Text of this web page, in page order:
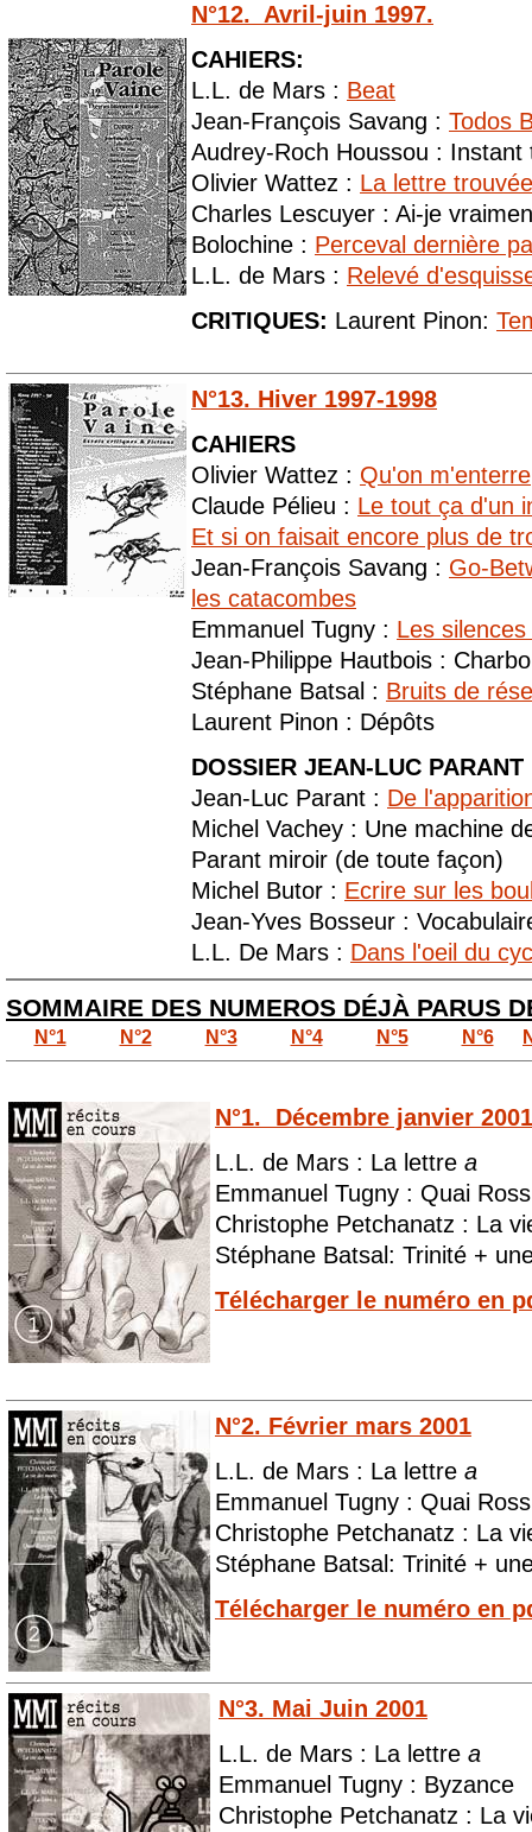
N°12. Avril-juin 1997.
CAHIERS:
L.L. de Mars : Beat
Jean-François Savang : Todos
Audrey-Roch Houssou : Instant
Olivier Wattez : La lettre trouvée
Charles Lescuyer : Ai-je
Bolochine : Perceval dernière
L.L. de Mars : Relevé
CRITIQUES: Laurent Pinon:
N°13. Hiver 1997-1998
CAHIERS
Olivier Wattez : Qu'on m'enterre
Claude Pélieu : Le tout ça d'un
Et si on faisait encore plus de
Jean-François Savang : Go-
les catacombes
Emmanuel Tugny : Les
Jean-Philippe Hautbois :
Stéphane Batsal : Bruits de
Laurent Pinon : Dépôts
DOSSIER JEAN-LUC PARANT
Jean-Luc Parant : De
Michel Vachey : Une machine
Parant miroir (de toute façon)
Michel Butor : Ecrire sur les
Jean-Yves Bosseur :
L.L. De Mars : Dans l'oeil du
SOMMAIRE DES NUMEROS DÉJÀ PARUS
N°1 N°2 N°3 N°4 N°5 N°6
N°1. Décembre janvier 2001
L.L. de Mars : La lettre a
Emmanuel Tugny : Quai
Christophe Petchanatz : La
Stéphane Batsal: Trinité +
Télécharger le numéro en
N°2. Février mars 2001
L.L. de Mars : La lettre a
Emmanuel Tugny : Quai
Christophe Petchanatz : La
Stéphane Batsal: Trinité +
Télécharger le numéro en
N°3. Mai Juin 2001
L.L. de Mars : La lettre a
Emmanuel Tugny : Byzance
Christophe Petchanatz : La